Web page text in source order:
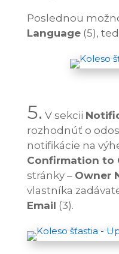
Poslednou
Language(5),
5. V sekcii
rozhodnúť o
notifikácie na
Confirmation to
stránky – Owner
vlastníka
Email (3).